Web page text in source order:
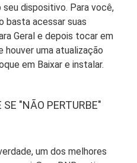
dispositivo. Para você,
basta acessar suas
Geral e depois tocar em
uma atualização
em Baixar e instalar.
SE "NÃO PERTURBE"
um dos melhores